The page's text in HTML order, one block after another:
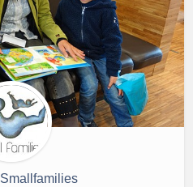
Smallfamilies